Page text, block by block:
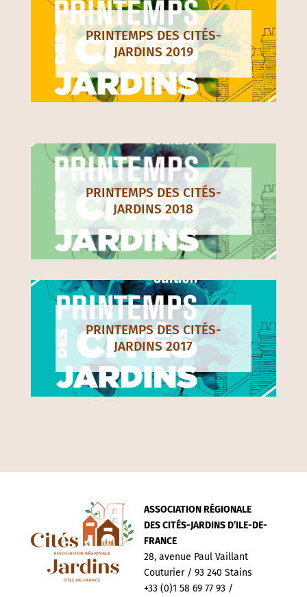
PRINTEMPS DES CITÉS-
JARDINS 2019
PRINTEMPS DES CITÉS-
JARDINS 2018
PRINTEMPS DES CITÉS-
JARDINS 2017
ASSOCIATION RÉGIONALE
DES CITÉS-JARDINS D’ILE-DE-
FRANCE
28, avenue Paul Vaillant
Couturier / 93 240 Stains
+33 (0)1 58 69 77 93 /